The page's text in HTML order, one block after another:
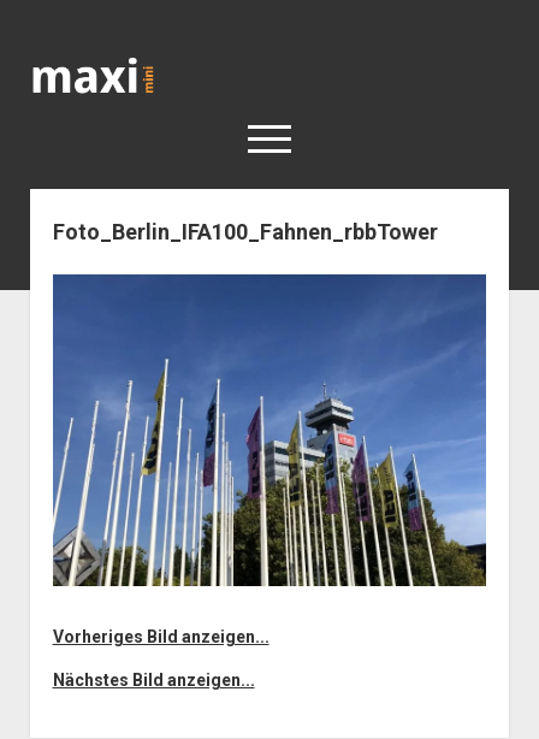
open
< work
Berlin
open
dropdown
menu
Geschichte der Stadt Berlin
Impressum
Foto_Berlin_IFA100_Fahnen_rbbTower
Vorheriges Bild anzeigen...
Nächstes Bild anzeigen...